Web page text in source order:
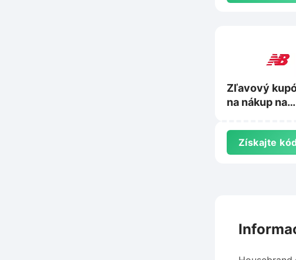
Zľavový
na nákup na
Získajte